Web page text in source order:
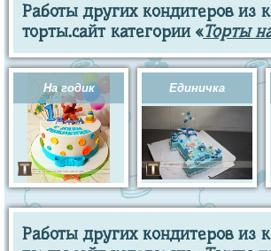
Работы других кондитеров из
торты.сайт категории «Торты
На годик Единичка
Работы других кондитеров из